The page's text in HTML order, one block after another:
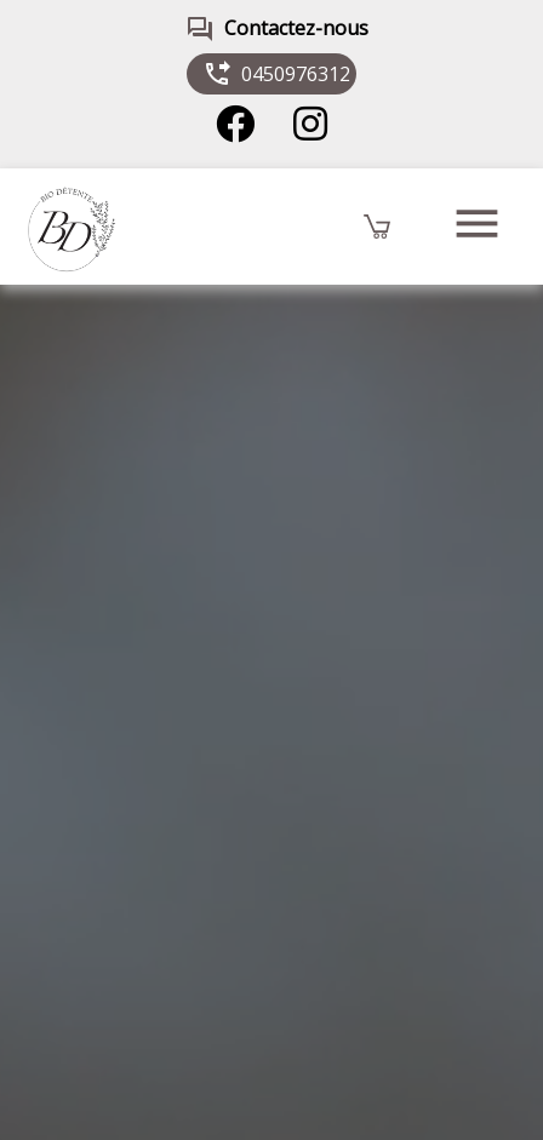
forum Contactez-nous
phone_forwarded 0450976312
menu